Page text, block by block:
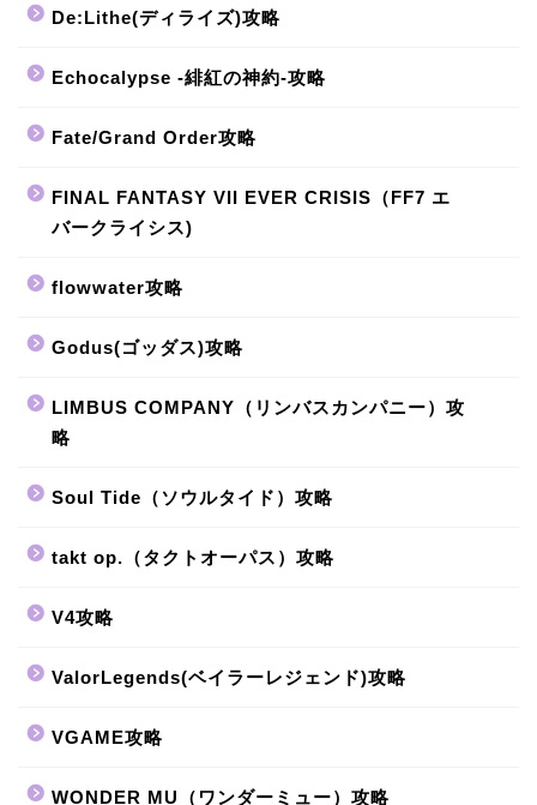
De:Lithe(ディライズ)攻略
Echocalypse -緋紅の神約-攻略
Fate/Grand Order攻略
FINAL FANTASY VII EVER CRISIS（FF7 エ
バークライシス)
flowwater攻略
Godus(ゴッダス)攻略
LIMBUS COMPANY（リンバスカンパニー）攻
略
Soul Tide（ソウルタイド）攻略
takt op.（タクトオーパス）攻略
V4攻略
ValorLegends(ベイラーレジェンド)攻略
VGAME攻略
WONDER MU（ワンダーミュー）攻略